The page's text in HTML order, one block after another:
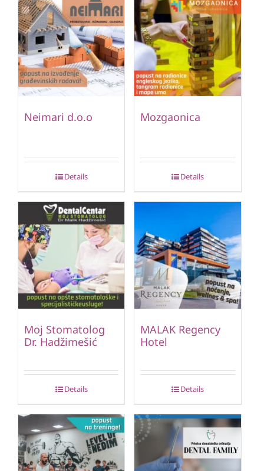
Neimari d.o.o
Details
Mozgaonica
Details
Moj Stomatolog
Dr. Hadžimešić
Details
MALAK Regency
Hotel
Details